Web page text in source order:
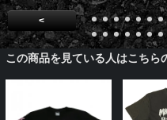
<
この商品を見ている人はこちら